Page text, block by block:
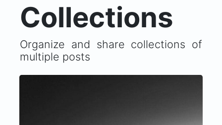
Collections
Organize and share collections of
multiple posts